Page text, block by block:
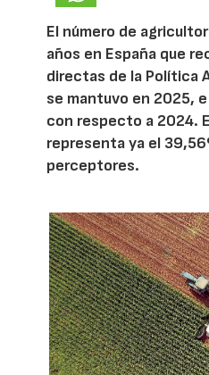
El número de
años en España que
directas de la Política
se mantuvo en 2025,
con respecto a 2024.
representa ya el
perceptores.